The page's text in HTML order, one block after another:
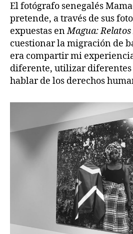
El fotógrafo senegalés
pretende, a través de sus
expuestas enMagua:
cuestionar la migración de
era compartir mi
diferente, utilizar diferentes
hablar de los derechos